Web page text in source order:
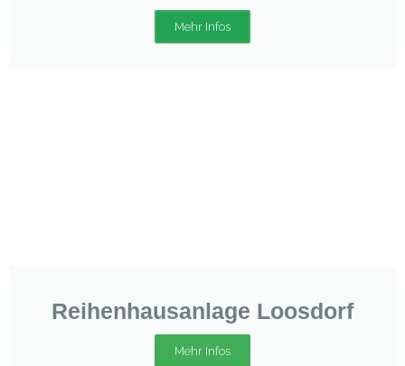
Mehr Infos
Reihenhausanlage Loosdorf
Mehr Infos